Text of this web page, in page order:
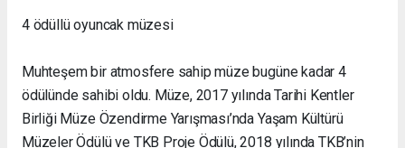
4 ödüllü oyuncak müzesi
Muhteşem bir atmosfere sahip müze bugüne kadar 4
ödülünde sahibi oldu. Müze, 2017 yılında Tarihi Kentler
Birliği Müze Özendirme Yarışması’nda Yaşam Kültürü
Müzeler Ödülü ve TKB Proje Ödülü, 2018 yılında TKB’nin